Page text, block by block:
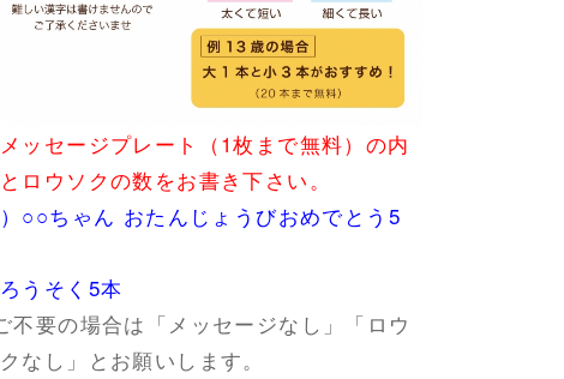
ッセージプレート（1枚まで無料）の内
ロウソクの数をお書き下さい。
○○ちゃん おたんじょうびおめでとう5
ろうそく5本
不要の場合は「メッセージなし」「ロウ
なし」とお願いします。